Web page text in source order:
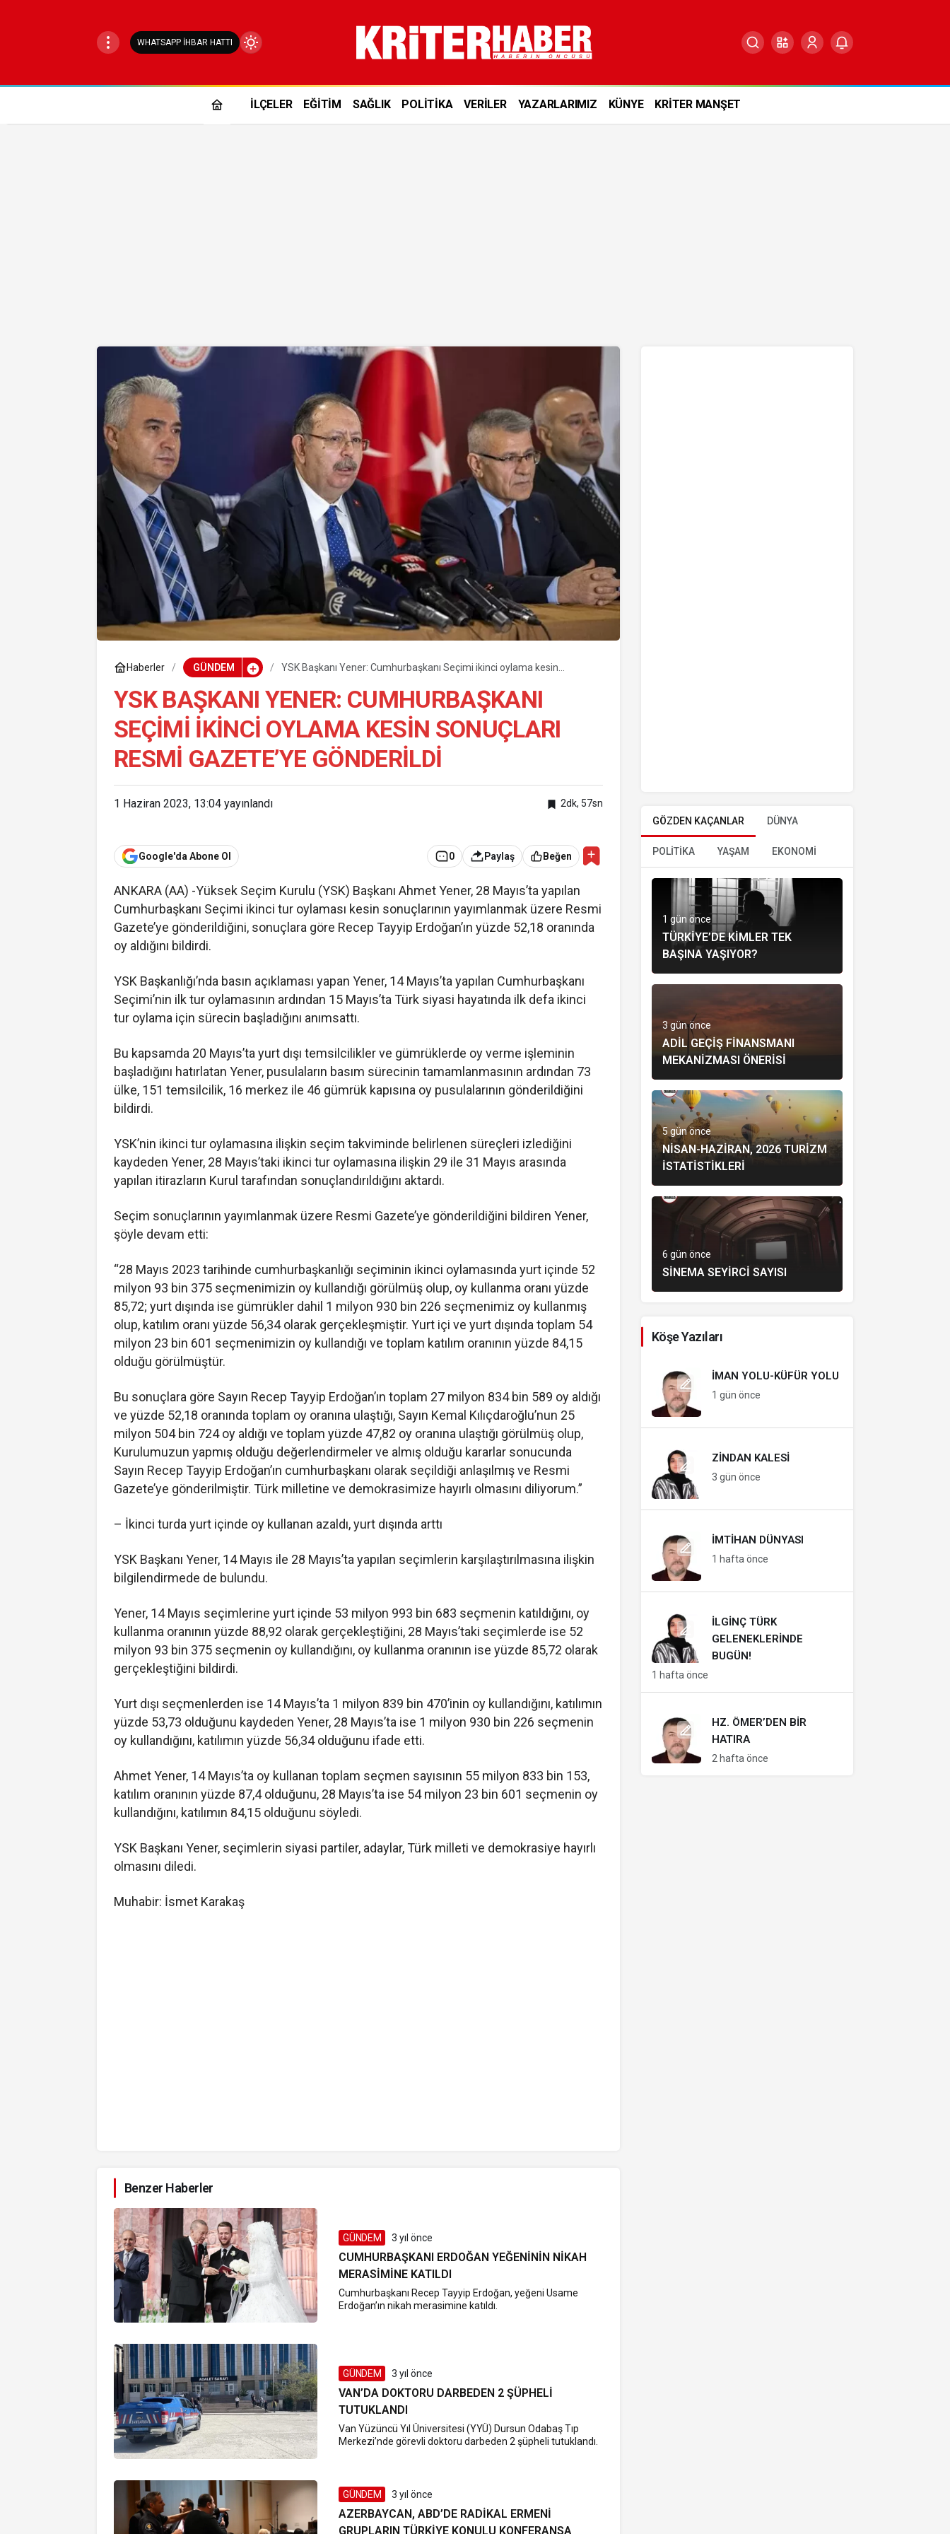
WHATSAPP İHBAR HATTI
Mod
İLÇELER EĞİTİM SAĞLIK POLİTİKA VERİLER YAZARLARIMIZ KÜNYE KRİTER MANŞET
Haberler GÜNDEM
YSK Başkanı Yener: Cumhurbaşkanı Seçimi ikinci oylama kesin
YSK BAŞKANI YENER: CUMHURBAŞKANI
SEÇIMI IKINCI OYLAMA KESIN SONUÇLARI
RESMI GAZETE’YE GÖNDERILDI
1 Haziran 2023, 13:04 yayınlandı 2dk, 57sn
Google'da Abone Ol 0 Paylaş Beğen
ANKARA (AA) -Yüksek Seçim Kurulu (YSK) Başkanı Ahmet Yener, 28 Mayıs’ta yapılan
Cumhurbaşkanı Seçimi ikinci tur oylaması kesin sonuçlarının yayımlanmak üzere Resmi
Gazete’ye gönderildiğini, sonuçlara göre Recep Tayyip Erdoğan’ın yüzde 52,18 oranında
oy aldığını bildirdi.
YSK Başkanlığı’nda basın açıklaması yapan Yener, 14 Mayıs’ta yapılan Cumhurbaşkanı
Seçimi’nin ilk tur oylamasının ardından 15 Mayıs’ta Türk siyasi hayatında ilk defa ikinci
tur oylama için sürecin başladığını anımsattı.
Bu kapsamda 20 Mayıs’ta yurt dışı temsilcilikler ve gümrüklerde oy verme işleminin
başladığını hatırlatan Yener, pusulaların basım sürecinin tamamlanmasının ardından 73
ülke, 151 temsilcilik, 16 merkez ile 46 gümrük kapısına oy pusulalarının gönderildiğini
bildirdi.
YSK’nin ikinci tur oylamasına ilişkin seçim takviminde belirlenen süreçleri izlediğini
kaydeden Yener, 28 Mayıs’taki ikinci tur oylamasına ilişkin 29 ile 31 Mayıs arasında
yapılan itirazların Kurul tarafından sonuçlandırıldığını aktardı.
Seçim sonuçlarının yayımlanmak üzere Resmi Gazete’ye gönderildiğini bildiren Yener,
şöyle devam etti:
“28 Mayıs 2023 tarihinde cumhurbaşkanlığı seçiminin ikinci oylamasında yurt içinde 52
milyon 93 bin 375 seçmenimizin oy kullandığı görülmüş olup, oy kullanma oranı yüzde
85,72; yurt dışında ise gümrükler dahil 1 milyon 930 bin 226 seçmenimiz oy kullanmış
olup, katılım oranı yüzde 56,34 olarak gerçekleşmiştir. Yurt içi ve yurt dışında toplam 54
milyon 23 bin 601 seçmenimizin oy kullandığı ve toplam katılım oranının yüzde 84,15
olduğu görülmüştür.
Bu sonuçlara göre Sayın Recep Tayyip Erdoğan’ın toplam 27 milyon 834 bin 589 oy aldığı
ve yüzde 52,18 oranında toplam oy oranına ulaştığı, Sayın Kemal Kılıçdaroğlu’nun 25
milyon 504 bin 724 oy aldığı ve toplam yüzde 47,82 oy oranına ulaştığı görülmüş olup,
Kurulumuzun yapmış olduğu değerlendirmeler ve almış olduğu kararlar sonucunda
Sayın Recep Tayyip Erdoğan’ın cumhurbaşkanı olarak seçildiği anlaşılmış ve Resmi
Gazete’ye gönderilmiştir. Türk milletine ve demokrasimize hayırlı olmasını diliyorum.”
– İkinci turda yurt içinde oy kullanan azaldı, yurt dışında arttı
YSK Başkanı Yener, 14 Mayıs ile 28 Mayıs’ta yapılan seçimlerin karşılaştırılmasına ilişkin
bilgilendirmede de bulundu.
Yener, 14 Mayıs seçimlerine yurt içinde 53 milyon 993 bin 683 seçmenin katıldığını, oy
kullanma oranının yüzde 88,92 olarak gerçekleştiğini, 28 Mayıs’taki seçimlerde ise 52
milyon 93 bin 375 seçmenin oy kullandığını, oy kullanma oranının ise yüzde 85,72 olarak
gerçekleştiğini bildirdi.
Yurt dışı seçmenlerden ise 14 Mayıs’ta 1 milyon 839 bin 470’inin oy kullandığını, katılımın
yüzde 53,73 olduğunu kaydeden Yener, 28 Mayıs’ta ise 1 milyon 930 bin 226 seçmenin
oy kullandığını, katılımın yüzde 56,34 olduğunu ifade etti.
Ahmet Yener, 14 Mayıs’ta oy kullanan toplam seçmen sayısının 55 milyon 833 bin 153,
katılım oranının yüzde 87,4 olduğunu, 28 Mayıs’ta ise 54 milyon 23 bin 601 seçmenin oy
kullandığını, katılımın 84,15 olduğunu söyledi.
YSK Başkanı Yener, seçimlerin siyasi partiler, adaylar, Türk milleti ve demokrasiye hayırlı
olmasını diledi.
Muhabir: İsmet Karakaş
Benzer Haberler
GÜNDEM 3 yıl önce
CUMHURBAŞKANI ERDOĞAN YEĞENININ NIKAH
MERASIMINE KATILDI
Cumhurbaşkanı Recep Tayyip Erdoğan, yeğeni Usame
Erdoğan’ın nikah merasimine katıldı.
GÜNDEM 3 yıl önce
VAN’DA DOKTORU DARBEDEN 2 ŞÜPHELI
TUTUKLANDI
Van Yüzüncü Yıl Üniversitesi (YYÜ) Dursun Odabaş Tıp
Merkezi’nde görevli doktoru darbeden 2 şüpheli tutuklandı.
GÜNDEM 3 yıl önce
AZERBAYCAN, ABD’DE RADIKAL ERMENI
GRUPLARIN TÜRKIYE KONULU KONFERANSA
GÖZDEN KAÇANLAR DÜNYA
POLİTİKA YAŞAM EKONOMİ
1 gün önce
TÜRKIYE’DE KIMLER TEK
BAŞINA YAŞIYOR?
3 gün önce
ADIL GEÇIŞ FINANSMANI
MEKANIZMASI ÖNERISI
5 gün önce
NISAN-HAZIRAN, 2026 TURIZM
İSTATISTIKLERI
6 gün önce
SINEMA SEYIRCI SAYISI
Köşe Yazıları
İMAN YOLU-KÜFÜR YOLU
1 gün önce
ZINDAN KALESI
3 gün önce
İMTIHAN DÜNYASI
1 hafta önce
İLGINÇ TÜRK
GELENEKLERINDE
BUGÜN!
1 hafta önce
HZ. ÖMER’DEN BIR
HATIRA
2 hafta önce